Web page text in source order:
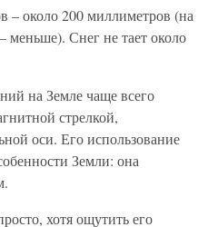
– около 200 миллиметров (на
меньше). Снег не тает около
на Земле чаще всего
стрелкой,
оси. Его использование
Земли: она
хотя ощутить его